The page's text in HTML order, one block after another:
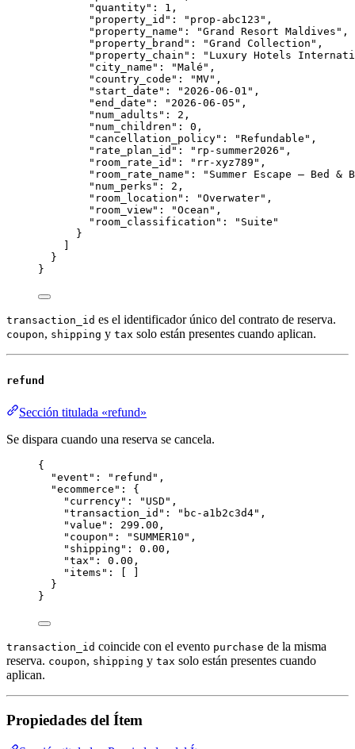
"quantity" : 1 ,
"property_id" : " prop-abc123 " ,
"property_name" : "Grand Resort Maldives " ,
"property_brand" : "Grand Collection " ,
"property_chain" : " Luxury Hotels
"city_name" : "Malé " ,
"country_code" : "MV" ,
"start_date" : " 2026-06-01 " ,
"end_date" : " 2026-06-05 " ,
"num_adults" : 2 ,
"num_children" : 0 ,
"cancellation_policy" : "Refundable " ,
"rate_plan_id" : " rp-summer2026 " ,
"room_rate_id" : " rr-xyz789 " ,
"room_rate_name" : " Summer Escape — Bed &
"num_perks" : 2 ,
"room_location" : "Overwater" ,
"room_view" : "Ocean " ,
"room_classification" : " Suite "
}
}
}
transaction_id es el identificador único del contrato de reserva.
coupon, shipping y tax solo están presentes cuando aplican.
refund
Sección titulada «refund»
Se dispara cuando una reserva se cancela.
{
"event" : " refund " ,
"ecommerce" : {
"currency" : " USD " ,
"transaction_id" : " bc-a1b2c3d4" ,
"value" : 299.00 ,
"coupon" : " SUMMER10 " ,
"shipping" : 0.00 ,
"tax" : 0.00 ,
"items" : [ ]
}
}
transaction_id coincide con el evento purchase de la misma
reserva. coupon, shipping y tax solo están presentes cuando
aplican.
Propiedades del Ítem